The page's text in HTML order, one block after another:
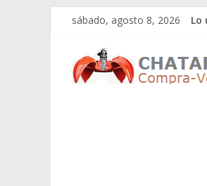
Saltar
contenido
sábado, agosto 8, 2026 Lo